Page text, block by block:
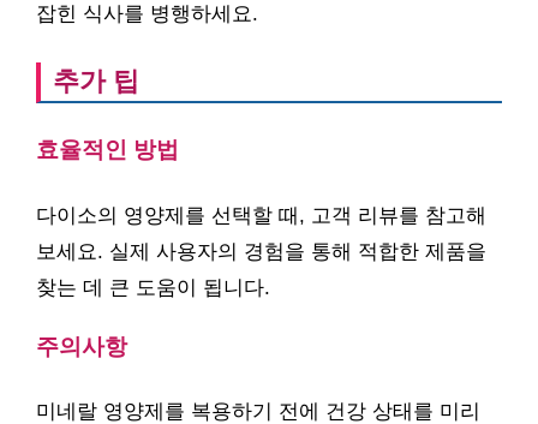
잡힌 식사를 병행하세요.
추가 팁
효율적인 방법
다이소의 영양제를 선택할 때, 고객 리뷰를 참고해
보세요. 실제 사용자의 경험을 통해 적합한 제품을
찾는 데 큰 도움이 됩니다.
주의사항
미네랄 영양제를 복용하기 전에 건강 상태를 미리